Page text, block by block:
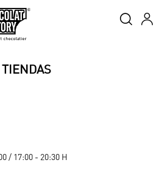
TIENDAS
/ 17:00 - 20:30 H